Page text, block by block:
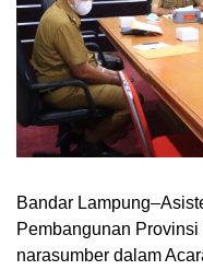
Bandar
Pembangunan
narasumber dalam